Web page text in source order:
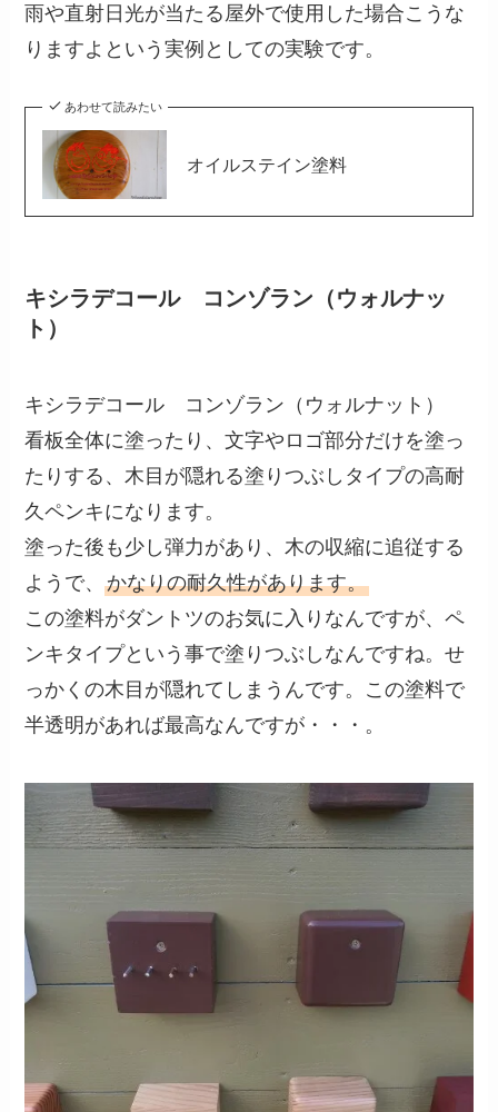
雨や直射日光が当たる屋外で使用した場合こうな
りますよという実例としての実験です。
あわせて読みたい
オイルステイン塗料
キシラデコール コンゾラン（ウォルナッ
ト）
キシラデコール コンゾラン（ウォルナット）
看板全体に塗ったり、文字やロゴ部分だけを塗っ
たりする、木目が隠れる塗りつぶしタイプの高耐
久ペンキになります。
塗った後も少し弾力があり、木の収縮に追従する
ようで、かなりの耐久性があります。
この塗料がダントツのお気に入りなんですが、ペ
ンキタイプという事で塗りつぶしなんですね。せ
っかくの木目が隠れてしまうんです。この塗料で
半透明があれば最高なんですが・・・。